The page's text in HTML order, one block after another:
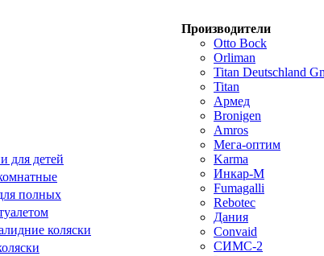
для детей
полных
коляски
Производители
Otto Bock
Orliman
Titan Deutschland
Titan
Армед
Bronigen
Amros
Мега-оптим
Karma
Инкар-М
Fumagalli
Rebotec
Дания
Convaid
СИМС-2